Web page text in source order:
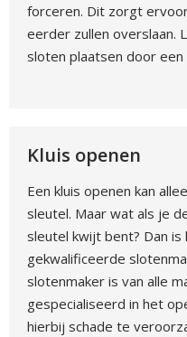
forceren. Dit zorgt
eerder zullen overslaan.
sloten plaatsen door een
Kluis openen
Een kluis openen kan
sleutel. Maar wat als je
sleutel kwijt bent? Dan
gekwalificeerde
slotenmaker is van alle
gespecialiseerd in het
hierbij schade te